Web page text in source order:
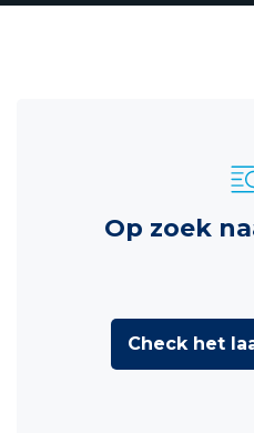
Op zoek
Check het